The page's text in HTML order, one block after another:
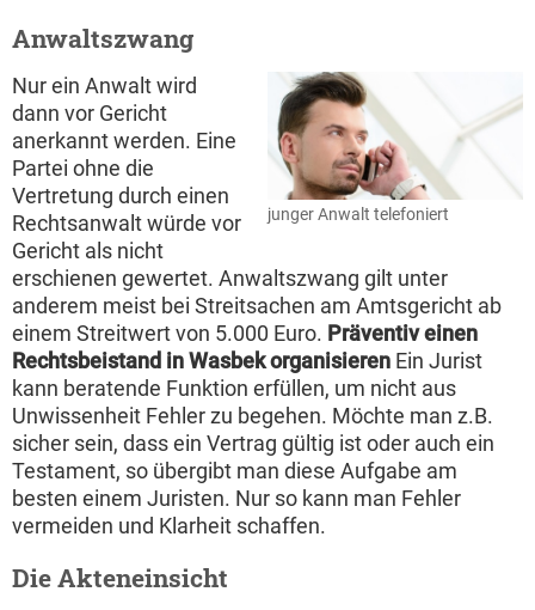
Anwaltszwang
junger Anwalt telefoniert
Nur ein Anwalt wird
dann vor Gericht
anerkannt werden. Eine
Partei ohne die
Vertretung durch einen
Rechtsanwalt würde vor
Gericht als nicht
erschienen gewertet. Anwaltszwang gilt unter
anderem meist bei Streitsachen am Amtsgericht ab
einem Streitwert von 5.000 Euro. Präventiv einen
Rechtsbeistand in Wasbek organisieren Ein Jurist
kann beratende Funktion erfüllen, um nicht aus
Unwissenheit Fehler zu begehen. Möchte man z.B.
sicher sein, dass ein Vertrag gültig ist oder auch ein
Testament, so übergibt man diese Aufgabe am
besten einem Juristen. Nur so kann man Fehler
vermeiden und Klarheit schaffen.
Die Akteneinsicht